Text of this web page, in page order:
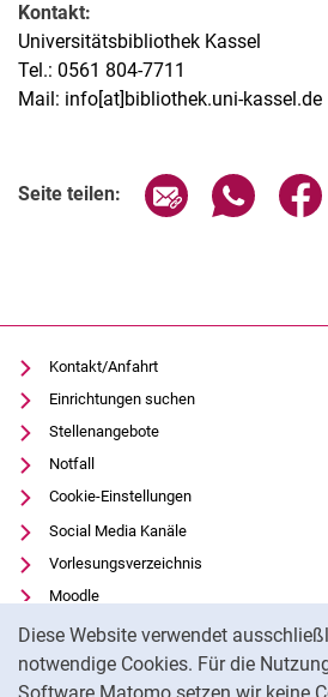
Diese Website verwendet
notwendige Cookies. Für die
Kontakt:
Universitätsbibliothek Kassel
Tel.: 0561 804-7711
Mail: info[at]bibliothek.uni-kassel.de
Seite teilen: Seite über E-
Seite
Kontakt/Anfahrt
Einrichtungen suchen
Stellenangebote
Notfall
Cookie-Einstellungen
Social Media Kanäle
Vorlesungsverzeichnis
Moodle
Panopto
Universitätsbibliothek